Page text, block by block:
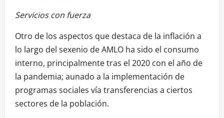
Servicios con fuerza
Otro de los aspectos que destaca de la inflación a
lo largo del sexenio de AMLO ha sido el consumo
interno, principalmente tras el 2020 con el año de
la pandemia; aunado a la implementación de
programas sociales vía transferencias a ciertos
sectores de la población.